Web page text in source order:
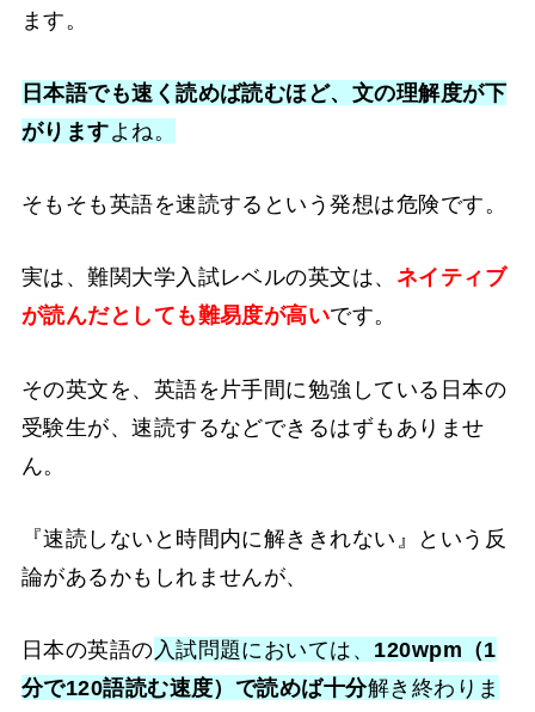
ます。
日本語でも速く読めば読むほど、文の理解度が下
がりますよね。
そもそも英語を速読するという発想は危険です。
実は、難関大学入試レベルの英文は、 ネイティブ
が読んだとしても難易度が高いです。
その英文を、英語を片手間に勉強している日本の
受験生が、速読するなどできるはずもありませ
ん。
『速読しないと時間内に解ききれない』という反
論があるかもしれませんが、
日本の英語の 入試問題においては、 120wpm（1
分で120語読む速度）で読めば十分解き終わりま